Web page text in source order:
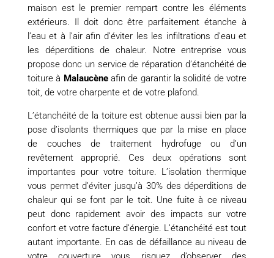
maison est le premier rempart contre les éléments
extérieurs. Il doit donc être parfaitement étanche à
l’eau et à l’air afin d’éviter les les infiltrations d’eau et
les déperditions de chaleur. Notre entreprise vous
propose donc un service de réparation d’étanchéité de
toiture à Malaucèneafin de garantir la solidité de votre
toit, de votre charpente et de votre plafond.
L’étanchéité de la toiture est obtenue aussi bien par la
pose d’isolants thermiques que par la mise en place
de couches de traitement hydrofuge ou d’un
revêtement approprié. Ces deux opérations sont
importantes pour votre toiture. L’isolation thermique
vous permet d’éviter jusqu’à 30% des déperditions de
chaleur qui se font par le toit. Une fuite à ce niveau
peut donc rapidement avoir des impacts sur votre
confort et votre facture d’énergie. L’étanchéité est tout
autant importante. En cas de défaillance au niveau de